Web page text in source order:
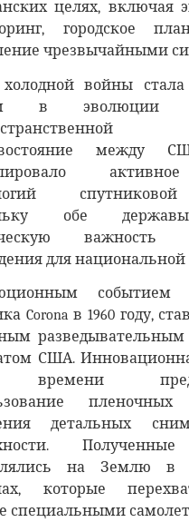
целях, включая
городское
чрезвычайными
холодной войны
в эволюции
между
обе
важность
для национальной
событием
Corona в 1960 году,
разведывательным
США.
времени
детальных
на Землю в
которые
специальными